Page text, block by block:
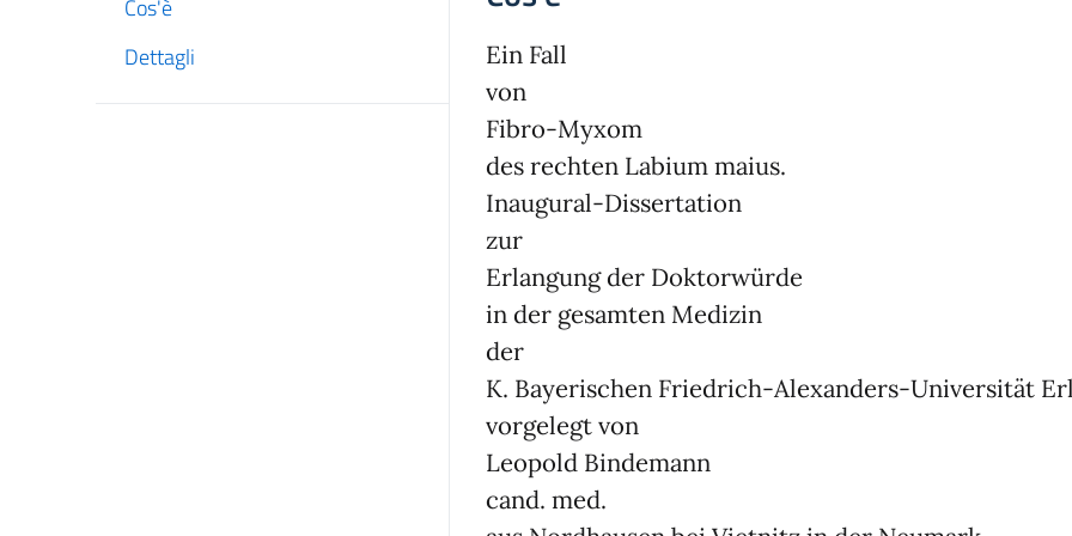
Cos'è
Dettagli
Ein Fall
von
Fibro-Myxom
des rechten Labium maius.
Inaugural-Dissertation
zur
Erlangung der Doktorwürde
in der gesamten Medizin
der
K. Bayerischen Friedrich-Alexanders-Universität
vorgelegt von
Leopold Bindemann
cand. med.